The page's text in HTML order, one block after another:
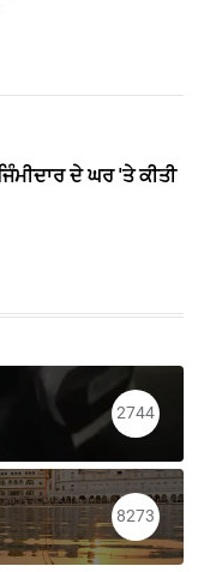
ਦੇ ਘਰ 'ਤੇ ਕੀਤੀ
2744
8273